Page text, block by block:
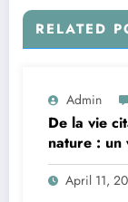
RELATED
Admin
De la vie
nature : un
Dieulefit
April 11,